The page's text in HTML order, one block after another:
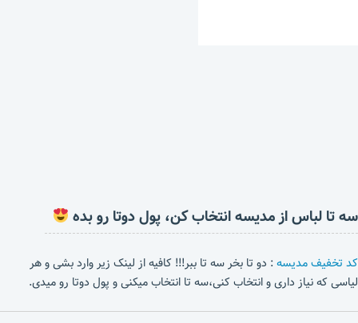
سه تا لباس از مدیسه انتخاب کن، پول دوتا رو بده
کد تخفیف مدیسه: دو تا بخر سه تا ببر!!! کافیه از لینک زیر وارد بشی و هر
لیاسی که نیاز داری و انتخاب کنی،سه تا انتخاب میکنی و پول دوتا رو میدی.